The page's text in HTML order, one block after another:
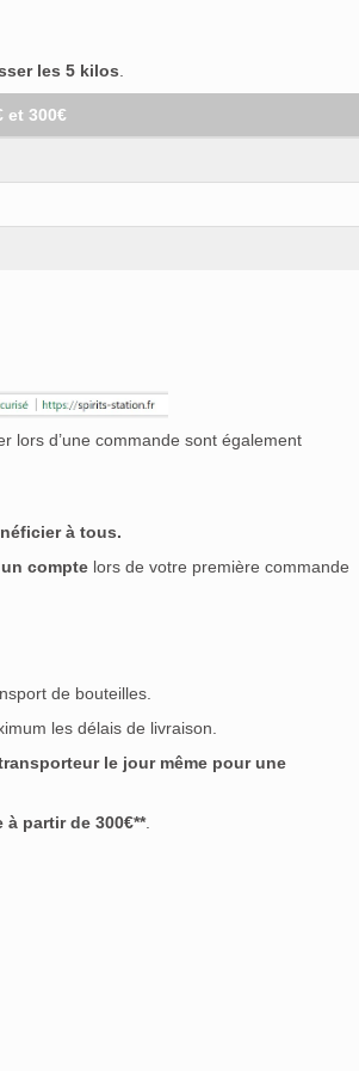
les 5 kilos
et 300€
lors d’une commande sont également
à tous.
compte lors de votre première commande
de bouteilles.
les délais de livraison.
le jour même pour une
à partir de 300€**.